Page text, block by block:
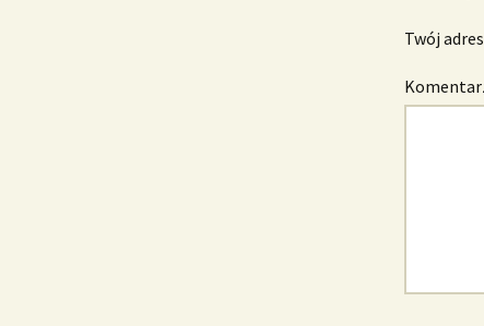
Twój